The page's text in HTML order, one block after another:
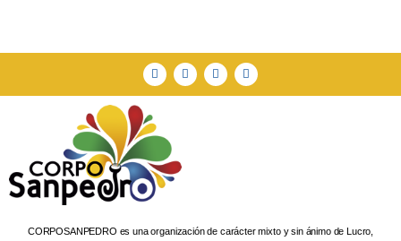
CORPOSANPEDRO es una organización de carácter mixto y sin ánimo de Lucro,